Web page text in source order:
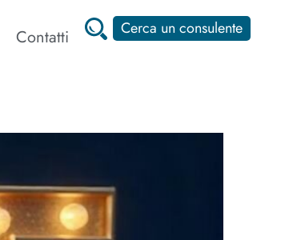
Contatti Cerca un consulente